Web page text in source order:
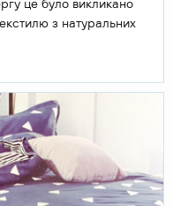
це було викликано
з натуральних